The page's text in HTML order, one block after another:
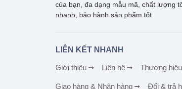
của bạn, đa dạng mẫu mã, chất lượng
nhanh, bảo hành sản phẩm tốt
LIÊN KẾT NHANH
Giới thiệu Liên hệ Thương hiệu
Giao hàng & Nhận hàng Đổi & trả